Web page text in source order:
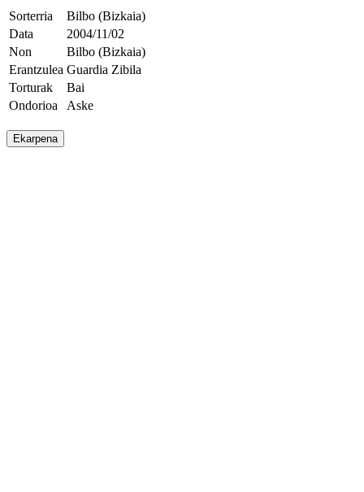
Sorterria
Bilbo (Bizkaia)
Data
2004/11/02
Non
Bilbo (Bizkaia)
Erantzulea Guardia Zibila
Torturak
Bai
Ondorioa
Aske